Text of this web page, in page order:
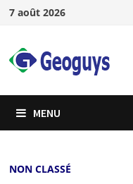
7 août 2026
MENU
NON CLASSÉ